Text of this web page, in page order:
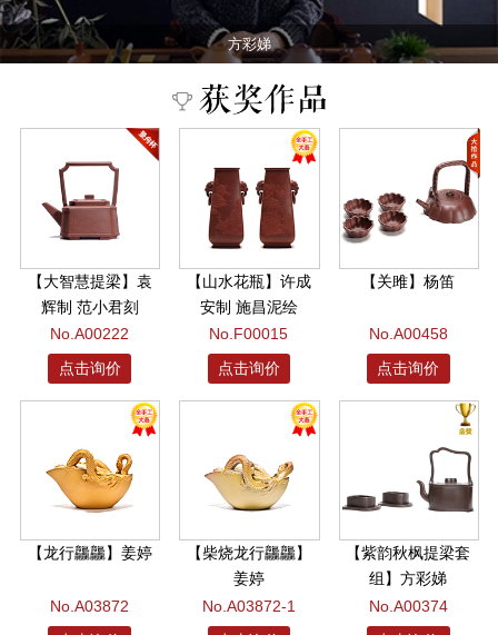
方彩娣
【大智慧提梁】袁
辉制 范小君刻
No.A00222
点击询价
【山水花瓶】许成
安制 施昌泥绘
No.F00015
点击询价
【关雎】杨笛
No.A00458
点击询价
【龙行龘龘】姜婷
No.A03872
【柴烧龙行龘龘】
姜婷
No.A03872-1
【紫韵秋枫提梁套
组】方彩娣
No.A00374